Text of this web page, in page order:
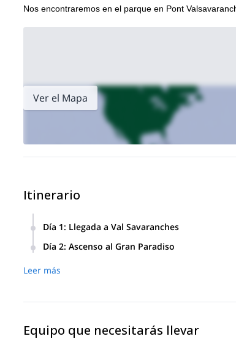
Nos encontraremos en el parque en Pont
Ver el Mapa
Itinerario
Día 1: Llegada a Val Savaranches
refugio después de 3/4 horas de caminata.
Día 2: Ascenso al Gran Paradiso
creando una ruta circular satisfactoria. Si el
Leer más
Equipo que necesitarás llevar